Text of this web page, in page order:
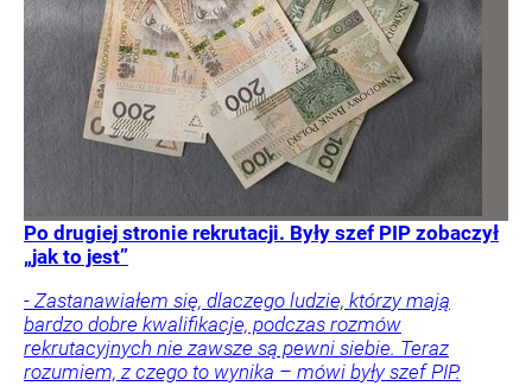
Po drugiej stronie rekrutacji. Były szef PIP zobaczył
„jak to jest”
- Zastanawiałem się, dlaczego ludzie, którzy mają
bardzo dobre kwalifikacje, podczas rozmów
rekrutacyjnych nie zawsze są pewni siebie. Teraz
rozumiem, z czego to wynika – mówi były szef PIP.